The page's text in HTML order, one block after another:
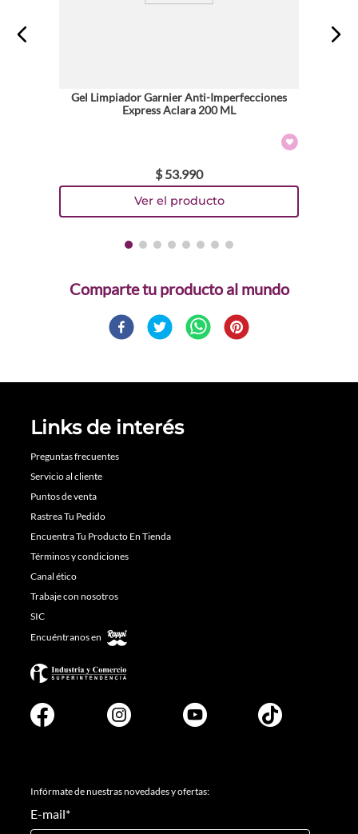
Gel Limpiador Garnier Anti-Imperfecciones
Express Aclara 200 ML
$ 53.990
Comparte
Links de interés
Preguntas frecuentes
Servicio al cliente
Puntos de venta
Rastrea Tu Pedido
Encuentra Tu Producto En Tienda
Términos y condiciones
Canal ético
Trabaje con nosotros
SIC
Encuéntranos en
Infórmate de nuestras novedades y ofertas:
E-mail*